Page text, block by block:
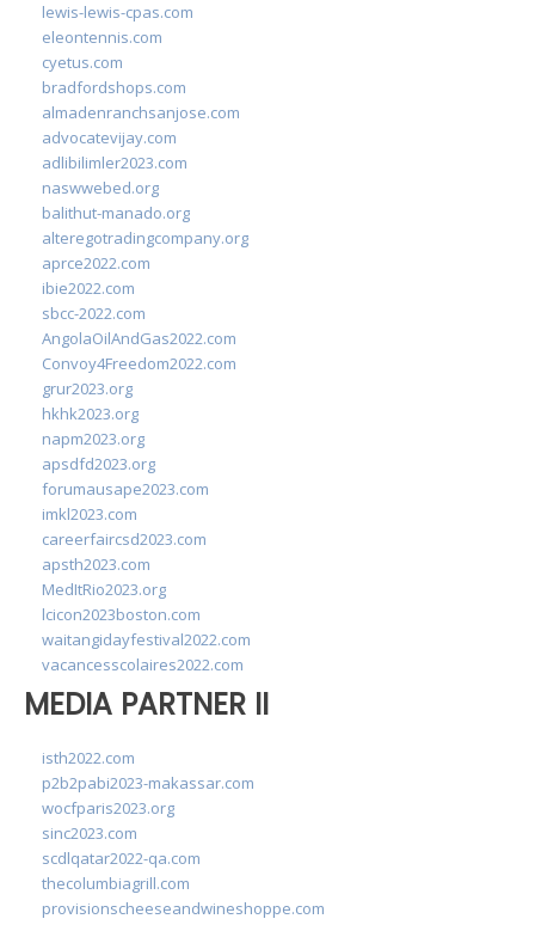
lewis-lewis-cpas.com
eleontennis.com
cyetus.com
bradfordshops.com
almadenranchsanjose.com
advocatevijay.com
adlibilimler2023.com
naswwebed.org
balithut-manado.org
alteregotradingcompany.org
aprce2022.com
ibie2022.com
sbcc-2022.com
AngolaOilAndGas2022.com
Convoy4Freedom2022.com
grur2023.org
hkhk2023.org
napm2023.org
apsdfd2023.org
forumausape2023.com
imkl2023.com
careerfaircsd2023.com
apsth2023.com
MedItRio2023.org
lcicon2023boston.com
waitangidayfestival2022.com
vacancesscolaires2022.com
MEDIA PARTNER II
isth2022.com
p2b2pabi2023-makassar.com
wocfparis2023.org
sinc2023.com
scdlqatar2022-qa.com
thecolumbiagrill.com
provisionscheeseandwineshoppe.com